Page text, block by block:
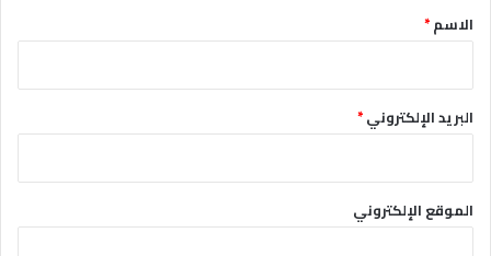
*الاسم*
البريد الإلكتروني*
الموقع الإلكتروني